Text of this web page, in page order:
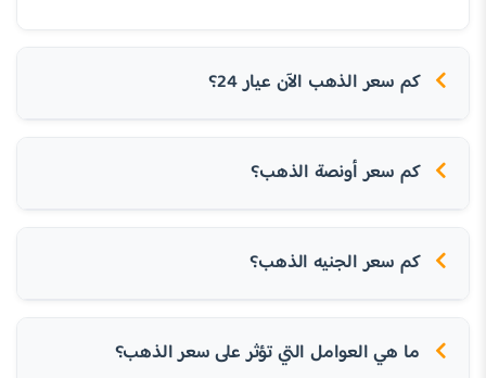
كم سعر الذهب الآن عيار 24؟
كم سعر أونصة الذهب؟
كم سعر الجنيه الذهب؟
ما هي العوامل التي تؤثر على سعر الذهب؟